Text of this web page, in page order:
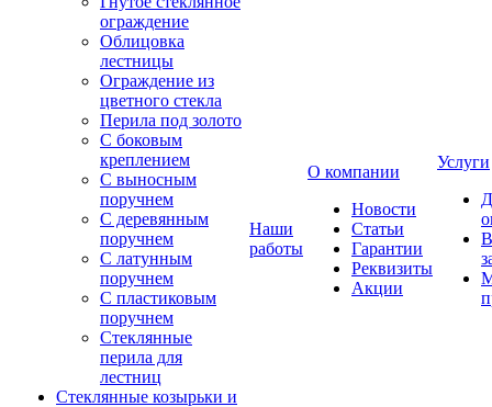
ограждение
Облицовка
лестницы
Ограждение из
цветного стекла
Перила под золото
С боковым
креплением
С выносным
поручнем
С деревянным
поручнем
С латунным
поручнем
С пластиковым
поручнем
Стеклянные
перила для
лестниц
Стеклянные козырьки и
Наши
работы
О компании
Новости
Статьи
Гарантии
Реквизиты
Акции
Услуги